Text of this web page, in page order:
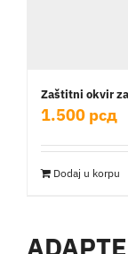
Zaštitni okvir
1.500 рсд
Dodaj u korpu